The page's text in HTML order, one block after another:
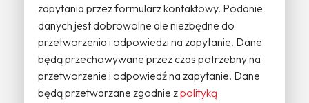
zapytania przez formularz kontaktowy. Podanie
danych jest dobrowolne ale niezbędne do
przetworzenia i odpowiedzi na zapytanie. Dane
będą przechowywane przez czas potrzebny na
przetworzenie i odpowiedź na zapytanie. Dane
będą przetwarzane zgodnie zpolityką